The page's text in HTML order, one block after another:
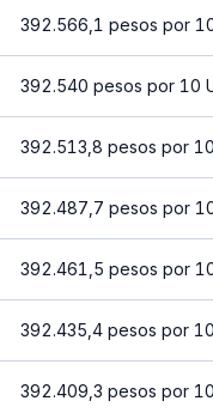
392.566,1 pesos por
392.540 pesos por 10
392.513,8 pesos por
392.487,7 pesos por
392.461,5 pesos por
392.435,4 pesos por
392.409,3 pesos por